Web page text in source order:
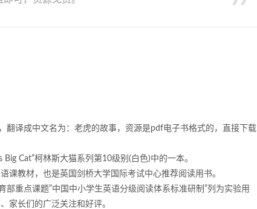
翻译成中文名为：老虎的故事，资源是pdf电子书格式的，直接下载
Cat”柯林斯大猫系列第10级别(白色)中的一本。
课教材，也是英国剑桥大学国际考试中心推荐阅读用书。
部重点课题”中国中小学生英语分级阅读体系标准研制”列为实验用
家长们的广泛关注和好评。